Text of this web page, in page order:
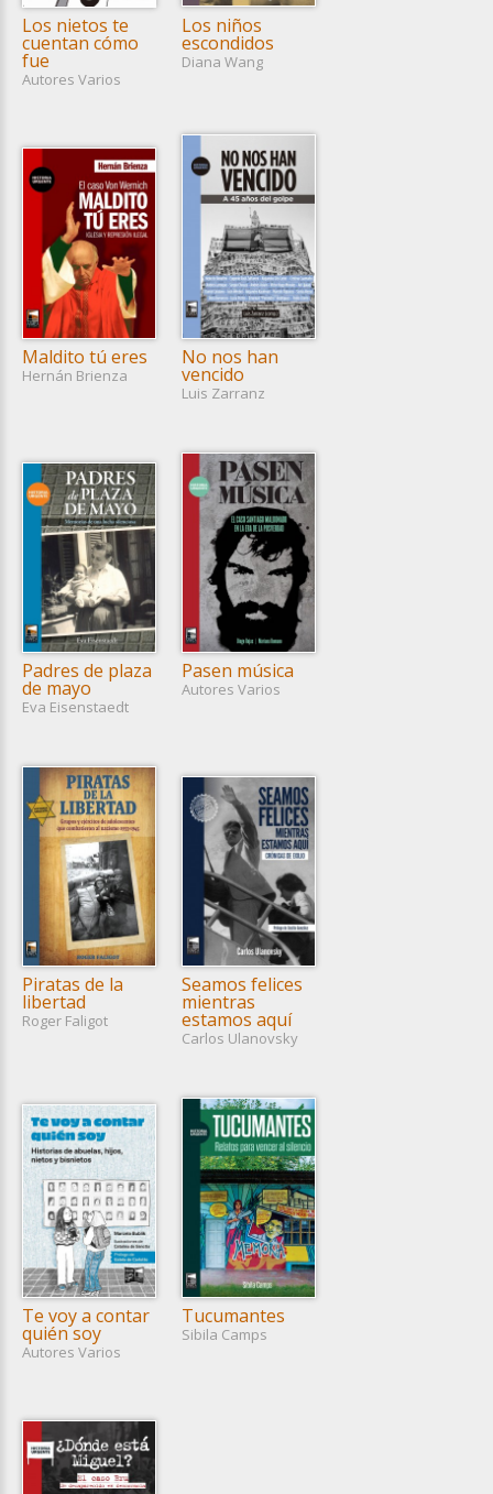
Los nietos te
cuentan cómo
fue
Autores Varios
Los niños
escondidos
Diana Wang
Maldito tú eres
Hernán Brienza
No nos han
vencido
Luis Zarranz
Padres de plaza
de mayo
Eva Eisenstaedt
Pasen música
Autores Varios
Piratas de la
libertad
Roger Faligot
Seamos felices
mientras
estamos aquí
Carlos Ulanovsky
Te voy a contar
quién soy
Autores Varios
Tucumantes
Sibila Camps